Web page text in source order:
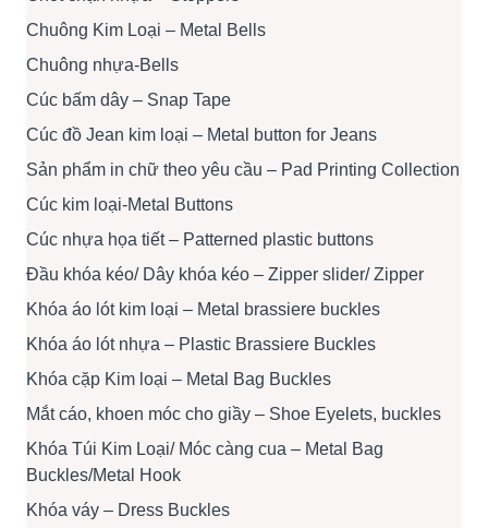
Chuông Kim Loại – Metal Bells
Chuông nhựa-Bells
Cúc bấm dây – Snap Tape
Cúc đồ Jean kim loại – Metal button for Jeans
Sản phẩm in chữ theo yêu cầu – Pad Printing Collection
Cúc kim loại-Metal Buttons
Cúc nhựa họa tiết – Patterned plastic buttons
Đầu khóa kéo/ Dây khóa kéo – Zipper slider/ Zipper
Khóa áo lót kim loại – Metal brassiere buckles
Khóa áo lót nhựa – Plastic Brassiere Buckles
Khóa cặp Kim loại – Metal Bag Buckles
Mắt cáo, khoen móc cho giầy – Shoe Eyelets, buckles
Khóa Túi Kim Loại/ Móc càng cua – Metal Bag
Buckles/Metal Hook
Khóa váy – Dress Buckles